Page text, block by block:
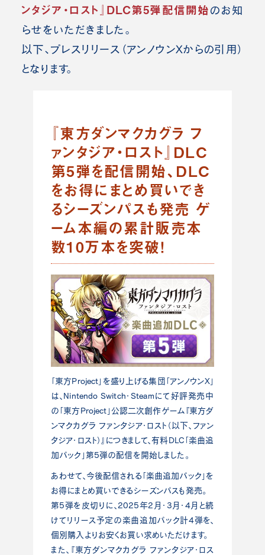
ンタジア・ロスト』DLC第5弾配信開始 のお知
らせをいただきました。
以下、プレスリリース（アンノウンXからの引用）
となります。
『東方ダンマクカグラ フ
ァンタジア・ロスト』DLC
第5弾を配信開始、DLC
をお得にまとめ買いでき
るシーズンパスも発売 ゲ
ーム本編の累計販売本
数10万本を突破！
「東方Project」を盛り上げる集団「アンノウンX」
は、Nintendo Switch・Steamにて好評発売中
の「東方Project」公認二次創作ゲーム『東方ダ
ンマクカグラ ファンタジア・ロスト（以下、ファン
タジア・ロスト）』につきまして、有料DLC「楽曲追
加パック」第5弾の配信を開始しました。
あわせて、今後配信される「楽曲追加パック」を
お得にまとめ買いできるシーズンパスも発売。
第5弾を皮切りに、2025年2月・3月・4月と続
けてリリース予定の楽曲追加パック計4弾を、
個別購入よりお安くお買い求めいただけます。
また、『東方ダンマクカグラ ファンタジア・ロス